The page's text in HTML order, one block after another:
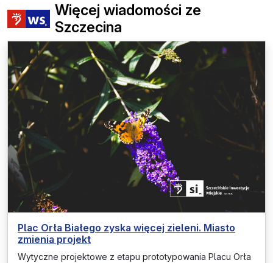
Więcej wiadomości ze
Szczecina
Plac Orła Białego zyska więcej zieleni. Miasto
zmienia projekt
Wytyczne projektowe z etapu prototypowania Placu Orła